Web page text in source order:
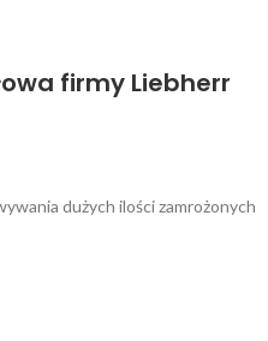
firmy Liebherr
dużych ilości zamrożonych